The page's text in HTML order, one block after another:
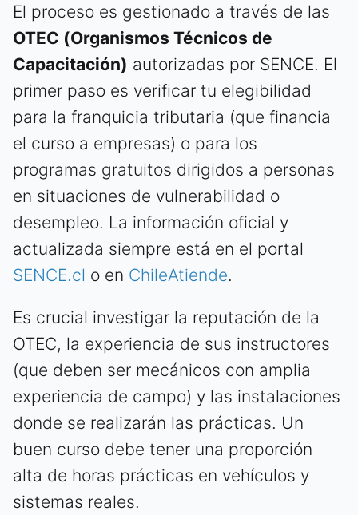
El proceso es gestionado a través de las
OTEC (Organismos Técnicos de
Capacitación) autorizadas por SENCE. El
primer paso es verificar tu elegibilidad
para la franquicia tributaria (que financia
el curso a empresas) o para los
programas gratuitos dirigidos a personas
en situaciones de vulnerabilidad o
desempleo. La información oficial y
actualizada siempre está en el portal
SENCE.cl o en ChileAtiende.
Es crucial investigar la reputación de la
OTEC, la experiencia de sus instructores
(que deben ser mecánicos con amplia
experiencia de campo) y las instalaciones
donde se realizarán las prácticas. Un
buen curso debe tener una proporción
alta de horas prácticas en vehículos y
sistemas reales.